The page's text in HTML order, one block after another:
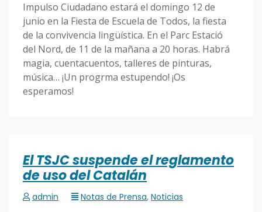
Impulso Ciudadano estará el domingo 12 de
junio en la Fiesta de Escuela de Todos, la fiesta
de la convivencia lingüística. En el Parc Estació
del Nord, de 11 de la mañana a 20 horas. Habrá
magia, cuentacuentos, talleres de pinturas,
música… ¡Un progrma estupendo! ¡Os
esperamos!
El TSJC suspende el reglamento
de uso del Catalán
admin Notas de Prensa, Noticias